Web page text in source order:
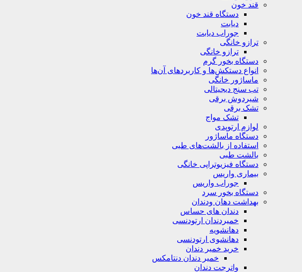
قند خون
دستگاه قند خون
دیابت
جوراب دیابت
ترازو خانگی
ترازو خانگی
دستگاه بخور گرم
انواع دستکش‌ها و کاربردهای آن‌ها
ماساژور خانگی
تب سنج دیجیتالی
شیردوش برقی
تشک برقی
تشک مواج
لوازم ارتوپدی
دستگاه ماساژور
استفاده از بالشت‌های طبی
بالشت‌ طبی
دستگاه فیزیوتراپی خانگی
بیماری واریس
جوراب واریس
دستگاه‌ بخور سرد
بهداشت دهان ودندان
دندان های حساس
خمیردندان ارتودنسی
دهانشویه‌
دهانشوی ارتودنسی
خرید خمیر دندان
خمیر دندان دنتامکس
واترجت دندان